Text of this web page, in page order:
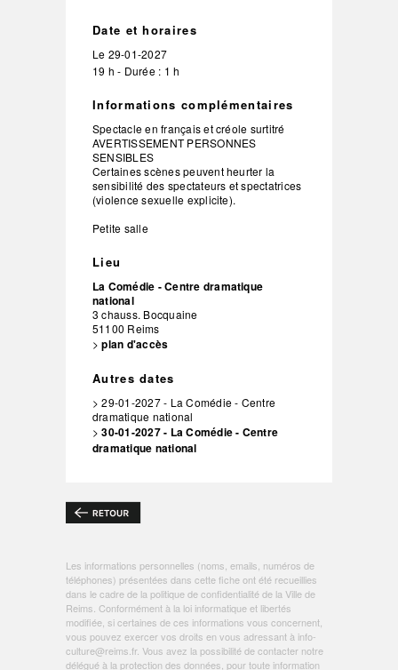
Date et horaires
Le 29-01-2027
19 h - Durée : 1 h
Informations complémentaires
Spectacle en français et créole surtitré
AVERTISSEMENT PERSONNES
SENSIBLES
Certaines scènes peuvent heurter la
sensibilité des spectateurs et spectatrices
(violence sexuelle explicite).
Petite salle
Lieu
La Comédie - Centre dramatique
national
3 chauss. Bocquaine
51100 Reims
>plan d'accès
Autres dates
> 29-01-2027 - La Comédie - Centre
dramatique national
>30-01-2027 - La Comédie - Centre
dramatique national
Les informations personnelles (noms, emails, numéros de
téléphones) présentées dans cette fiche ont été recueillies
dans le cadre de la politique deconfidentialité de la Ville de
Reims . Conformément à la loi informatique et libertés
modifiée, si certaines de ces informations vous concernent,
vous pouvez exercer vos droits en vous adressant à info-
culture@reims.fr. Vous avez la possibilité de contacter notre
délégué à la protection des données, pour toute information